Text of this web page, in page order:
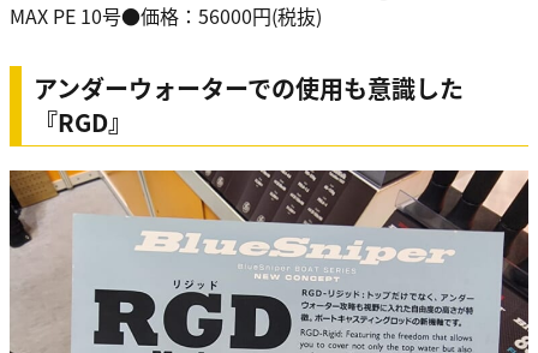
MAX PE 10号●価格：56000円(税抜)
アンダーウォーターでの使用も意識した
『RGD』